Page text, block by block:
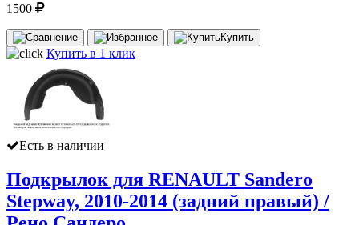
1500
Купить
Купить в 1 клик
Есть в наличии
Подкрылок для RENAULT Sandero
Stepway, 2010-2014 (задний правый) /